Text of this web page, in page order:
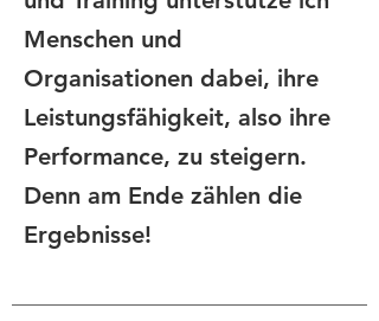
Menschen und
Organisationen dabei, ihre
Leistungsfähigkeit, also ihre
Performance, zu steigern.
Denn am Ende zählen die
Ergebnisse!